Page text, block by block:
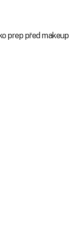
prep před